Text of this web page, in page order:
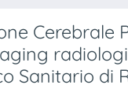
Cerebrale
Sanitario di